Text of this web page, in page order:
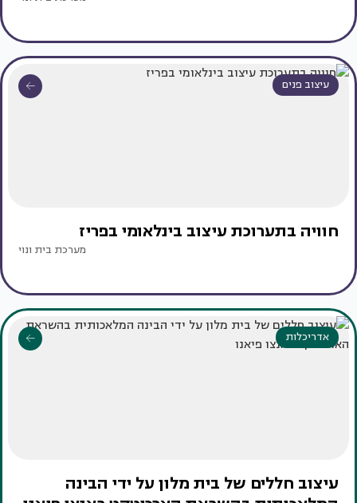
עיצוב פנים
חוויה בתערוכת עיצוב בינלאומי בפריז
מערכת בית ונוי
אדריכלות
עיצוב חללים של בית מלון על ידי הבינה